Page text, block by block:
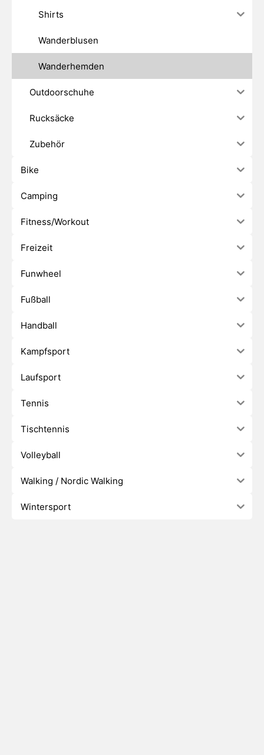
Shirts
Wanderblusen
Wanderhemden
Outdoorschuhe
Rucksäcke
Zubehör
Bike
Camping
Fitness/Workout
Freizeit
Funwheel
Fußball
Handball
Kampfsport
Laufsport
Tennis
Tischtennis
Volleyball
Walking / Nordic Walking
Wintersport